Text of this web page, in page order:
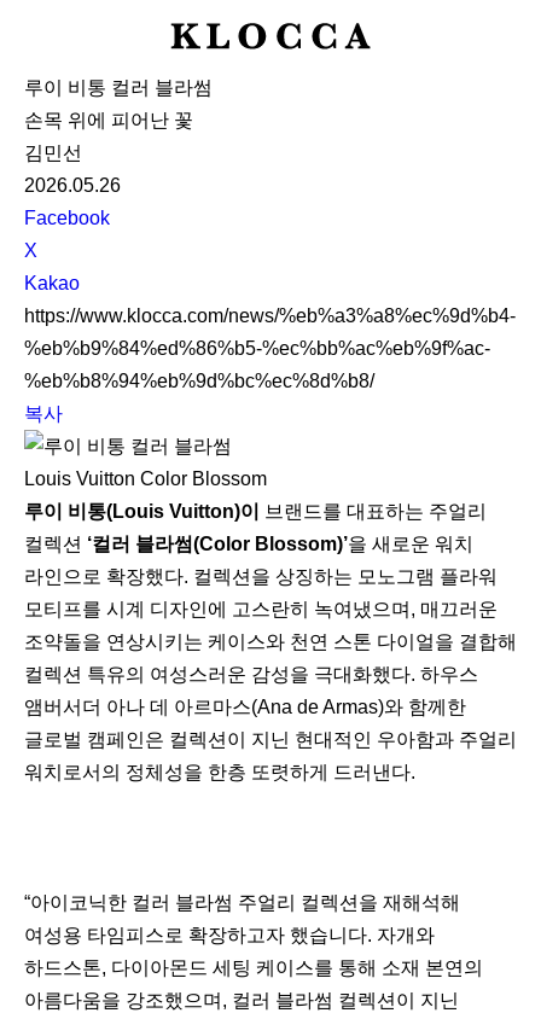
K
O
C
루이 비통 컬러 블라썸
손목 위에 피어난 꽃
김민선
2026.05.26
S
N
S
S
h
a
r
e
Facebook
X
Kakao
https://www.klocca.com/news/%eb%a3%a8%ec%9d%b4-
%eb%b9%84%ed%86%b5-%ec%bb%ac%eb%9f%ac-
%eb%b8%94%eb%9d%bc%ec%8d%b8/
복사
Louis Vuitton Color Blossom
루이 비통(Louis Vuitton)이
브랜드를 대표하는 주얼리
컬렉션 ‘컬러 블라썸(Color Blossom)’을 새로운 워치
라인으로 확장했다. 컬렉션을 상징하는 모노그램 플라워
모티프를 시계 디자인에 고스란히 녹여냈으며, 매끄러운
조약돌을 연상시키는 케이스와 천연 스톤 다이얼을 결합해
컬렉션 특유의 여성스러운 감성을 극대화했다. 하우스
앰버서더 아나 데 아르마스(Ana de Armas)와 함께한
글로벌 캠페인은 컬렉션이 지닌 현대적인 우아함과 주얼리
워치로서의 정체성을 한층 또렷하게 드러낸다.
“아이코닉한 컬러 블라썸 주얼리 컬렉션을 재해석해
여성용 타임피스로 확장하고자 했습니다. 자개와
하드스톤, 다이아몬드 세팅 케이스를 통해 소재 본연의
아름다움을 강조했으며, 컬러 블라썸 컬렉션이 지닌